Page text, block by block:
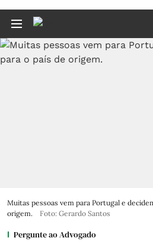
Muitas pessoas vem para Portugal e
origem.
Foto: Gerardo Santos
Pergunte ao Advogado